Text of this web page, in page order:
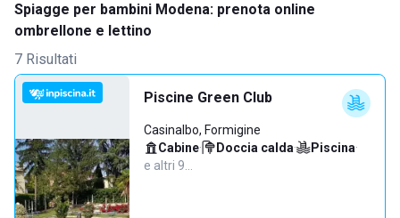
Spiagge per bambini Modena: prenota online
ombrellone e lettino
7 Risultati
Piscine Green Club
Casinalbo, Formigine
Cabine· Doccia calda· Piscina·
e altri 9…